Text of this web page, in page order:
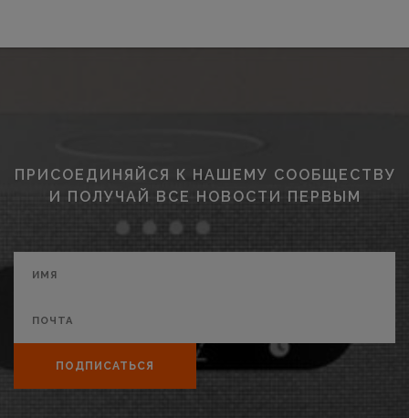
ПРИСОЕДИНЯЙСЯ К НАШЕМУ СООБЩЕСТВУ
И ПОЛУЧАЙ ВСЕ НОВОСТИ ПЕРВЫМ
ПОДПИСАТЬСЯ